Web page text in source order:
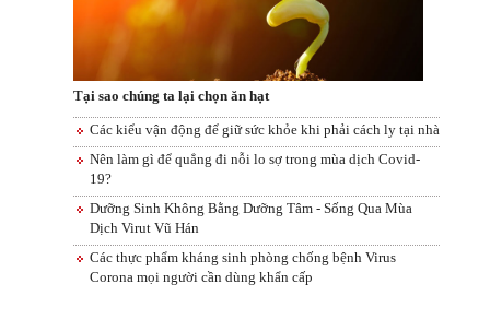
Tại sao chúng ta lại chọn ăn hạt
Các kiểu vận động để giữ sức khỏe khi phải cách ly tại nhà
Nên làm gì để quẳng đi nỗi lo sợ trong mùa dịch Covid-
19?
Dưỡng Sinh Không Bằng Dưỡng Tâm - Sống Qua Mùa
Dịch Virut Vũ Hán
Các thực phẩm kháng sinh phòng chống bệnh Virus
Corona mọi người cần dùng khẩn cấp